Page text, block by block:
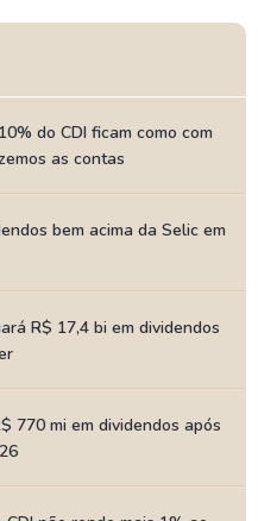
do CDI ficam como com
as contas
bem acima da Selic em
R$ 17,4 bi em dividendos
770 mi em dividendos após